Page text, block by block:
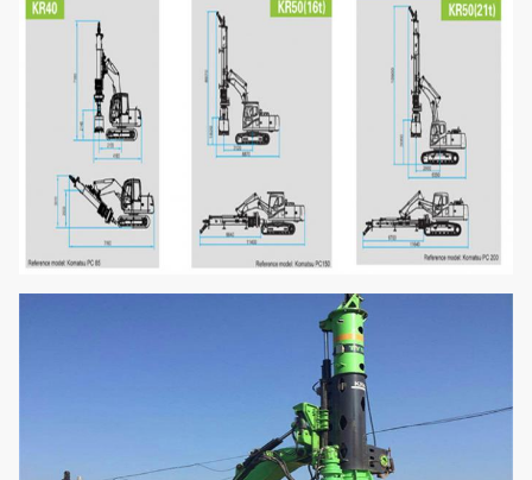
système
Pression pilote MPA
Vitesse de marche
maximale
km/h
Force maximale de
traction
kN
millimètre 10740
2800
millimètre 3040